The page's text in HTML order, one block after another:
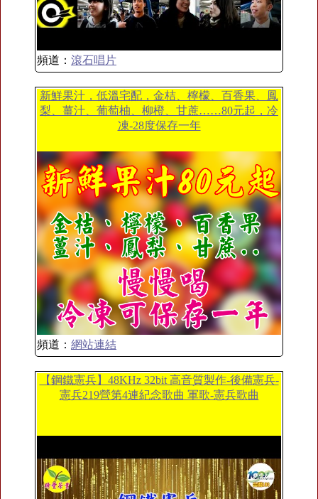
頻道： 滾石唱片
新鮮果汁，低溫宅配，金桔、檸檬、百香果、鳳
梨、薑汁、葡萄柚、柳橙、甘蔗……80元起，冷
凍-28度保存一年
頻道： 網站連結
【鋼鐵憲兵】48KHz 32bit 高音質製作-後備憲兵-
憲兵219營第4連紀念歌曲 軍歌-憲兵歌曲